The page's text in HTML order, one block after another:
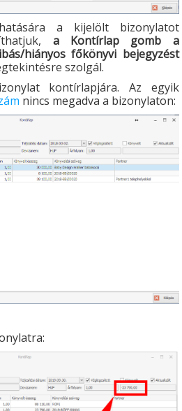
a kijelölt bizonylatot
a
Kontírlap gomb a
hiányos főkönyvi bejegyzést
szolgál.
kontírlapjára. Az egyik
nincs megadva a bizonylaton: